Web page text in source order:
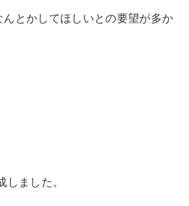
とかしてほしいとの要望が多か
ました。